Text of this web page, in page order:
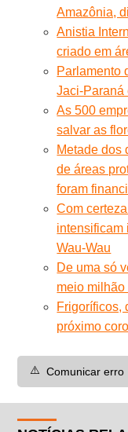
Amazônia,
Anistia
criado em
Parlamento
Jaci-Paraná
As 500
salvar as
Metade dos
de áreas
foram
Com
intensificam
Wau-Wau
De uma só
meio
Frigoríficos,
próximo
⚠️ Comunicar erro